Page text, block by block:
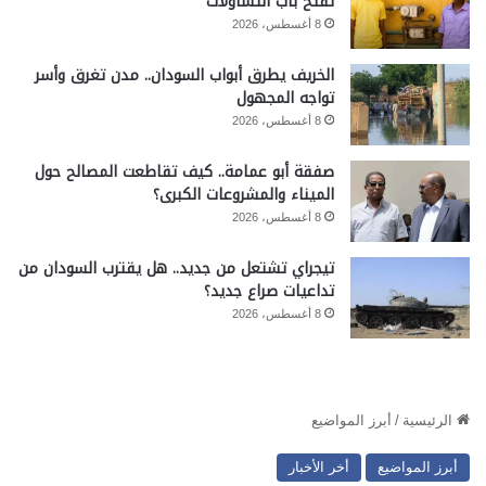
8 أغسطس، 2026
الخريف يطرق أبواب السودان.. مدن تغرق وأسر
تواجه المجهول
8 أغسطس، 2026
صفقة أبو عمامة.. كيف تقاطعت المصالح حول
الميناء والمشروعات الكبرى؟
8 أغسطس، 2026
تيجراي تشتعل من جديد.. هل يقترب السودان من
تداعيات صراع جديد؟
8 أغسطس، 2026